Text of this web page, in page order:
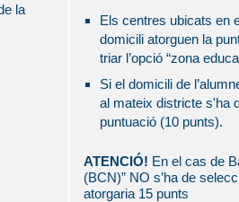
la
Els centres ubicats en
domicili atorguen la
triar l’opció “zona
Si el domicili de
al mateix districte s'ha
puntuació (10 punts).
ATENCIÓ! En el cas de
(BCN)” NO s’ha de
atorgaria 15 punts